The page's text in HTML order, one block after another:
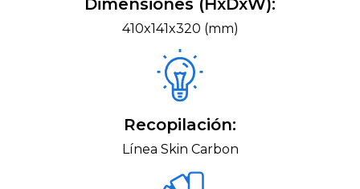
410x141x320 (mm)
Recopilación:
Línea Skin Carbon